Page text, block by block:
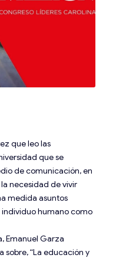
que leo las
que se
de comunicación, en
necesidad de vivir
medida asuntos
individuo humano como
Emanuel Garza
sobre, “La educación y